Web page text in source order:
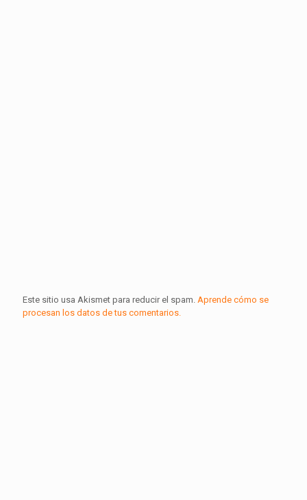
Este sitio usa Akismet para reducir el spam. Aprende cómo se
procesan los datos de tus comentarios.